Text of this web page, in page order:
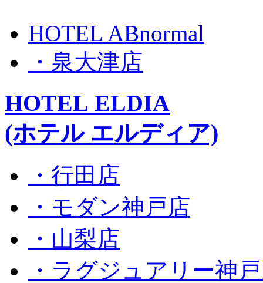
HOTEL ABnormal
・泉大津店
HOTEL ELDIA
(ホテル エルディア)
・行田店
・モダン神戸店
・山梨店
・ラグジュアリー神